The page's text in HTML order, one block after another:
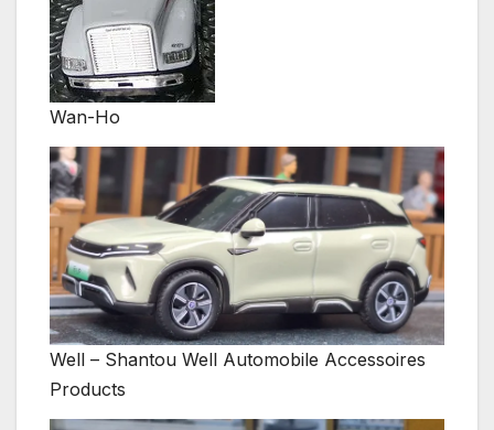
Wan-Ho
Well – Shantou Well Automobile Accessoires
Products